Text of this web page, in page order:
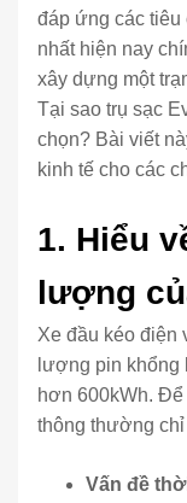
đáp ứng các tiêu
nhất hiện nay
xây dựng một
Tại sao trụ sạc
chọn? Bài viết
kinh tế cho các
1. Hiểu
lượng
Xe đầu kéo điện
lượng pin
hơn 600kWh. Để
thông thường
Vấn đề